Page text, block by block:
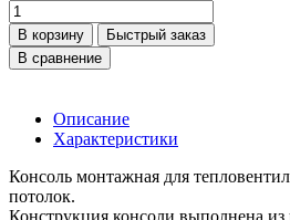
В корзину
Быстрый заказ
В сравнение
Описание
Характеристики
Консоль монтажная для
потолок.
Конструкция консоли выполнена из